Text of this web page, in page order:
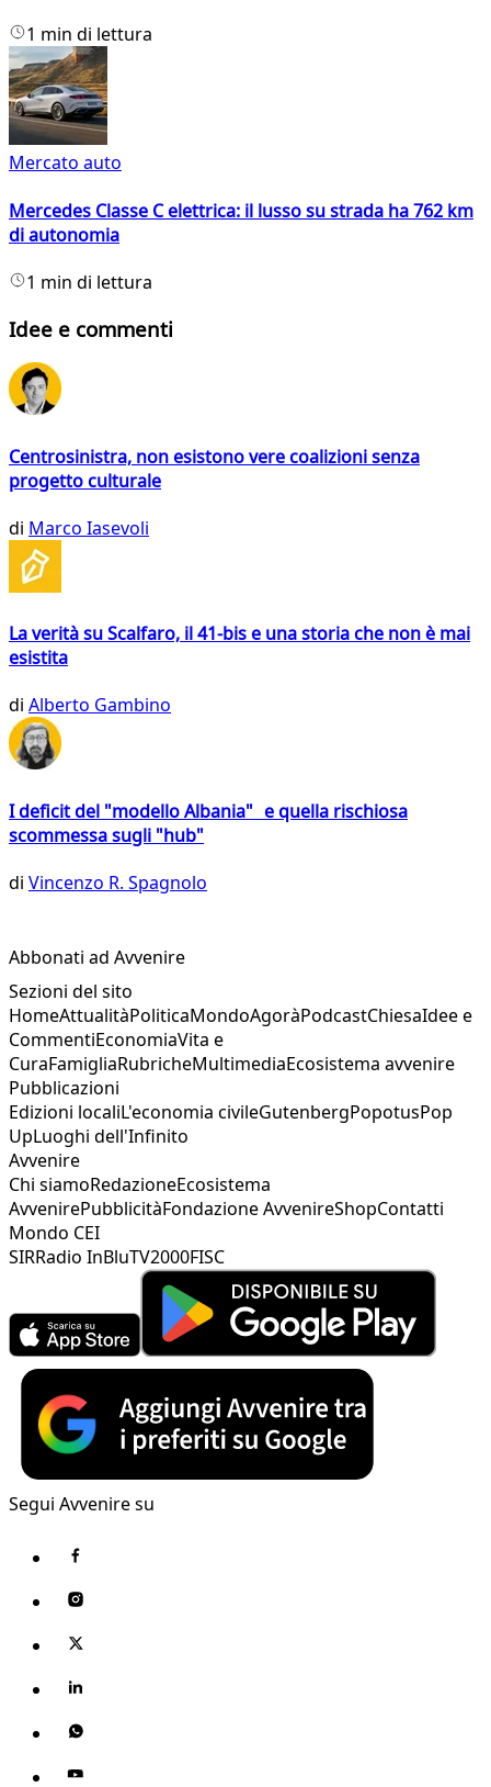
1 min di lettura
Mercato auto
Mercedes Classe C elettrica: il lusso su strada ha 762 km
di autonomia
1 min di lettura
Idee e commenti
Centrosinistra, non esistono vere coalizioni senza
progetto culturale
di Marco Iasevoli
La verità su Scalfaro, il 41-bis e una storia che non è mai
esistita
di Alberto Gambino
I deficit del "modello Albania" e quella rischiosa
scommessa sugli "hub"
di Vincenzo R. Spagnolo
Abbonati ad Avvenire
Sezioni del sito
HomeAttualitàPoliticaMondoAgoràPodcastChiesaIdee e
CommentiEconomiaVita e
CuraFamigliaRubricheMultimediaEcosistema avvenire
Pubblicazioni
Edizioni localiL'economia civileGutenbergPopotusPop
UpLuoghi dell'Infinito
Avvenire
Chi siamoRedazioneEcosistema
AvvenirePubblicitàFondazione AvvenireShopContatti
Mondo CEI
SIRRadio InBluTV2000FISC
Segui Avvenire su